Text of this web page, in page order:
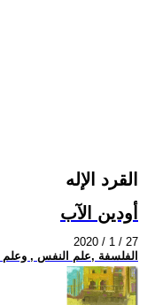
القرد الإله
أودين الآب
2020 / 1 / 27
الفلسفة ,علم النفس , وعلم